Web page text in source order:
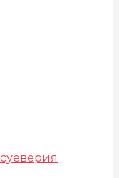
суеверия